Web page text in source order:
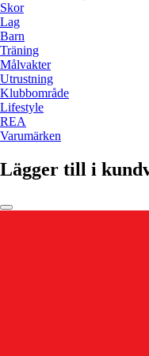
Skor
Lag
Barn
Träning
Målvakter
Utrustning
Klubbområde
Lifestyle
REA
Varumärken
Lägger till i